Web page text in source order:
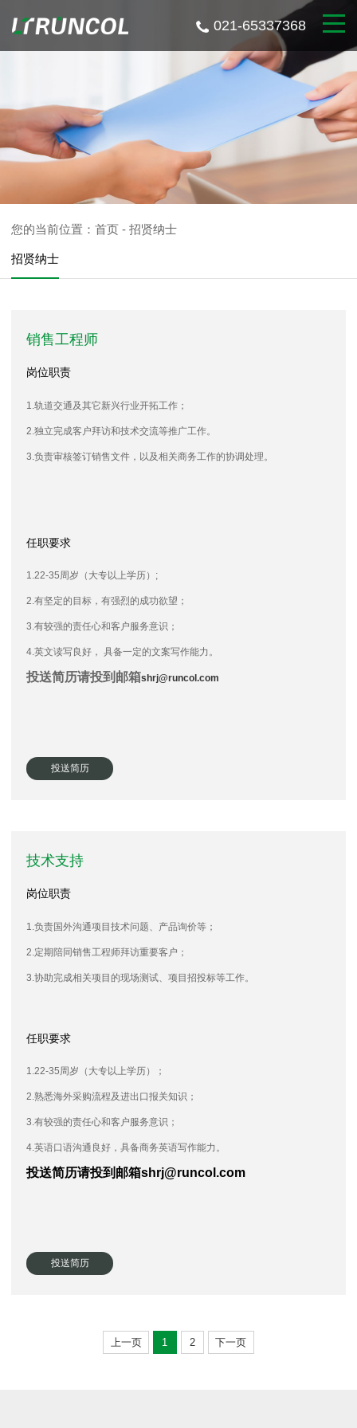
021-65337368
您的当前位置： 首页 - 招贤纳士
招贤纳士
销售工程师
岗位职责
1.轨道交通及其它新兴行业开拓工作；
2.独立完成客户拜访和技术交流等推广工作。
3.负责审核签订销售文件，以及相关商务工作的协调处理。
任职要求
1.22-35周岁（大专以上学历）;
2.有坚定的目标，有强烈的成功欲望；
3.有较强的责任心和客户服务意识；
4.英文读写良好， 具备一定的文案写作能力。
投送简历请投到邮箱shrj@runcol.com
投送简历
技术支持
岗位职责
1.负责国外沟通项目技术问题、产品询价等；
2. 定期陪同销售工程师拜访重要客户；
3.协助完成相关项目的现场测试、项目招投标等工作。
任职要求
1.22-35周岁（大专以上学历）；
2.熟悉海外采购流程及进出口报关知识；
3.有较强的责任心和客户服务意识；
4.英语口语沟通良好，具备商务英语写作能力。
投送简历请投到邮箱shrj@runcol.com
投送简历
上一页 1 2 下一页